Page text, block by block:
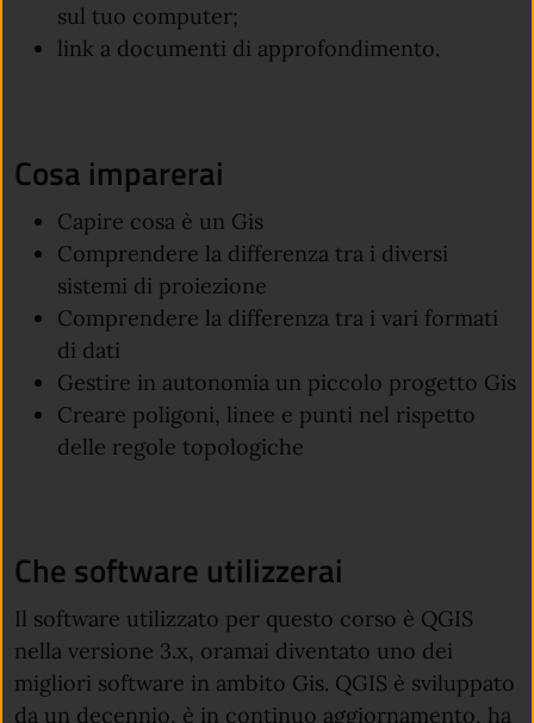
sul tuo computer;
link a documenti di approfondimento.
Cosa imparerai
Capire cosa è un Gis
Comprendere la differenza tra i diversi
sistemi di proiezione
Comprendere la differenza tra i vari formati
di dati
Gestire in autonomia un piccolo progetto Gis
Creare poligoni, linee e punti nel rispetto
delle regole topologiche
Che software utilizzerai
Il software utilizzato per questo corso è QGIS
nella versione 3.x, oramai diventato uno dei
migliori software in ambito Gis. QGIS è sviluppato
da un decennio, è in continuo aggiornamento, ha